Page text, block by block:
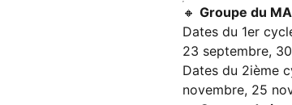
🔸 Groupe du
Dates du 1er
23 septembre,
Dates du 2ième
novembre, 25